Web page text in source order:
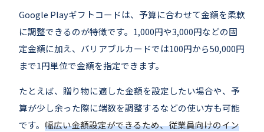
Google Playギフトコードは、予算に合わせて金額を柔軟
に調整できるのが特徴です。1,000円や3,000円などの固
定金額に加え、バリアブルカードでは100円から50,000円
まで1円単位で金額を指定できます。
たとえば、贈り物に適した金額を設定したい場合や、予
算が少し余った際に端数を調整するなどの使い方も可能
です。 幅広い金額設定ができるため、従業員向けのイン